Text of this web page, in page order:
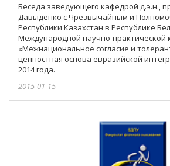
Беседа заведующего кафедрой д.э.н.,
Давыденко с Чрезвычайным и
Республики Казахстан в Республике
Международной научно-практической
«Межнациональное согласие и
ценностная основа евразийской
2014 года.
2015-01-15